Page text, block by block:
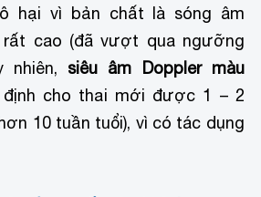
hại vì bản chất là sóng âm
cao (đã vượt qua ngưỡng
nhiên, siêu âm Doppler màu
cho thai mới được 1 – 2
10 tuần tuổi), vì có tác dụng